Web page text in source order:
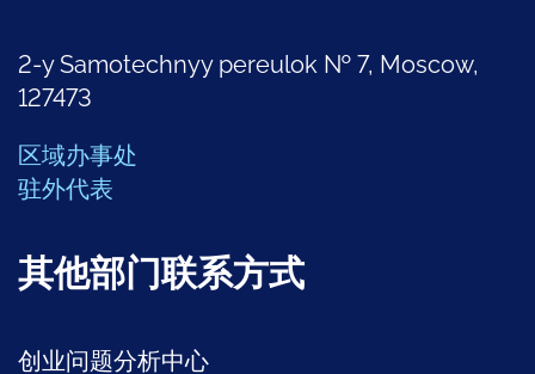
2-y Samotechnyy pereulok № 7, Moscow,
127473
区域办事处
驻外代表
其他部门联系方式
创业问题分析中心